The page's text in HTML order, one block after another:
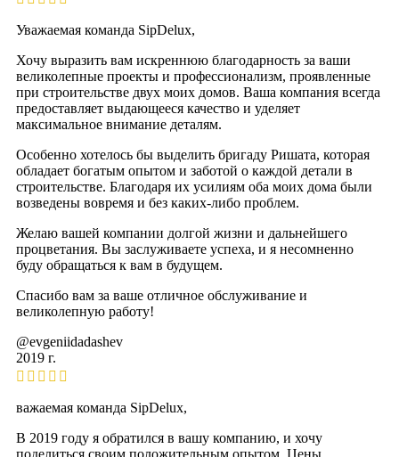
Уважаемая команда SipDelux,
Хочу выразить вам искреннюю благодарность за ваши
великолепные проекты и профессионализм, проявленные
при строительстве двух моих домов. Ваша компания всегда
предоставляет выдающееся качество и уделяет
максимальное внимание деталям.
Особенно хотелось бы выделить бригаду Ришата, которая
обладает богатым опытом и заботой о каждой детали в
строительстве. Благодаря их усилиям оба моих дома были
возведены вовремя и без каких-либо проблем.
Желаю вашей компании долгой жизни и дальнейшего
процветания. Вы заслуживаете успеха, и я несомненно
буду обращаться к вам в будущем.
Спасибо вам за ваше отличное обслуживание и
великолепную работу!
@evgeniidadashev
2019 г.
важаемая команда SipDelux,
В 2019 году я обратился в вашу компанию, и хочу